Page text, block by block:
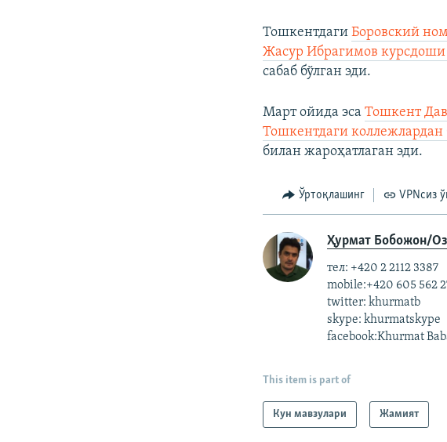
ТошкентдагиБоровский
Жасур Ибрагимов
сабаб бўлган эди.
Март ойида эсаТошкент
Тошкентдаги
билан жароҳатлаган эди.
Ўртоқлашинг VPNсиз
Ҳурмат Бобожон/
тел: +420 2 2112 3387
mobile:+420 605 562
twitter: khurmatb
skype: khurmatskype
facebook:Khurmat
This item is part of
Кун мавзулари Жамият